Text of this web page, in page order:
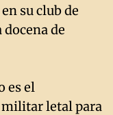
su club de
de
es el
letal para